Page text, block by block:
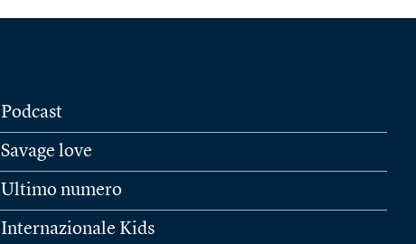
Podcast
Savage love
Ultimo numero
Internazionale Kids